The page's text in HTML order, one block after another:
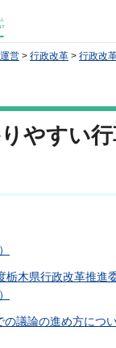
営 > 行政改革 > 行政改
やすい
栃木県行政改革推進
の議論の進め方につ